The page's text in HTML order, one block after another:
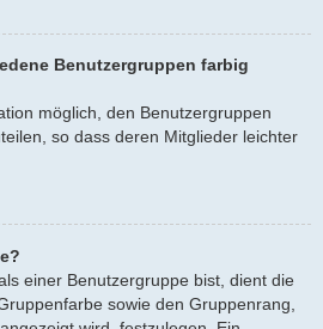
Benutzergruppen farbig
möglich, den Benutzergruppen
so dass deren Mitglieder leichter
einer Benutzergruppe bist, dient die
sowie den Gruppenrang,